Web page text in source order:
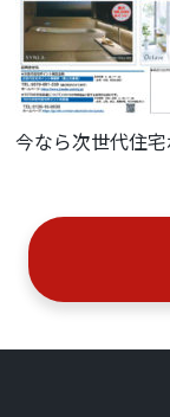
今なら次世代住